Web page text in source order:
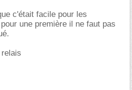
c'était facile pour les
une première il ne faut pas